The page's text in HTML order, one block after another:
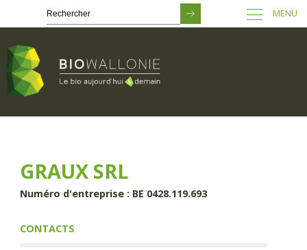
principal
MENU
GRAUX SRL
Numéro d'entreprise : BE 0428.119.693
CONTACTS